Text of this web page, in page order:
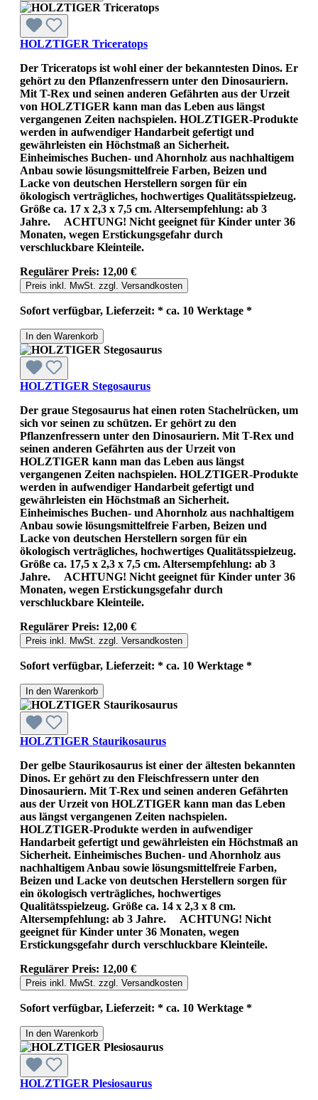
HOLZTIGER Triceratops
Der Triceratops ist wohl einer der bekanntesten Dinos. Er
gehört zu den Pflanzenfressern unter den Dinosauriern.
Mit T-Rex und seinen anderen Gefährten aus der Urzeit
von HOLZTIGER kann man das Leben aus längst
vergangenen Zeiten nachspielen. HOLZTIGER-Produkte
werden in aufwendiger Handarbeit gefertigt und
gewährleisten ein Höchstmaß an Sicherheit.
Einheimisches Buchen- und Ahornholz aus nachhaltigem
Anbau sowie lösungsmittelfreie Farben, Beizen und
Lacke von deutschen Herstellern sorgen für ein
ökologisch verträgliches, hochwertiges Qualitätsspielzeug.
Größe ca. 17 x 2,3 x 7,5 cm. Altersempfehlung: ab 3
Jahre. ACHTUNG! Nicht geeignet für Kinder unter 36
Monaten, wegen Erstickungsgefahr durch
verschluckbare Kleinteile.
Regulärer Preis: 12,00 €
Preis inkl. MwSt. zzgl. Versandkosten
Sofort verfügbar, Lieferzeit: * ca. 10 Werktage *
In den Warenkorb
HOLZTIGER Stegosaurus
Der graue Stegosaurus hat einen roten Stachelrücken, um
sich vor seinen zu schützen. Er gehört zu den
Pflanzenfressern unter den Dinosauriern. Mit T-Rex und
seinen anderen Gefährten aus der Urzeit von
HOLZTIGER kann man das Leben aus längst
vergangenen Zeiten nachspielen. HOLZTIGER-Produkte
werden in aufwendiger Handarbeit gefertigt und
gewährleisten ein Höchstmaß an Sicherheit.
Einheimisches Buchen- und Ahornholz aus nachhaltigem
Anbau sowie lösungsmittelfreie Farben, Beizen und
Lacke von deutschen Herstellern sorgen für ein
ökologisch verträgliches, hochwertiges Qualitätsspielzeug.
Größe ca. 17,5 x 2,3 x 7,5 cm. Altersempfehlung: ab 3
Jahre. ACHTUNG! Nicht geeignet für Kinder unter 36
Monaten, wegen Erstickungsgefahr durch
verschluckbare Kleinteile.
Regulärer Preis: 12,00 €
Preis inkl. MwSt. zzgl. Versandkosten
Sofort verfügbar, Lieferzeit: * ca. 10 Werktage *
In den Warenkorb
HOLZTIGER Staurikosaurus
Der gelbe Staurikosaurus ist einer der ältesten bekannten
Dinos. Er gehört zu den Fleischfressern unter den
Dinosauriern. Mit T-Rex und seinen anderen Gefährten
aus der Urzeit von HOLZTIGER kann man das Leben
aus längst vergangenen Zeiten nachspielen.
HOLZTIGER-Produkte werden in aufwendiger
Handarbeit gefertigt und gewährleisten ein Höchstmaß an
Sicherheit. Einheimisches Buchen- und Ahornholz aus
nachhaltigem Anbau sowie lösungsmittelfreie Farben,
Beizen und Lacke von deutschen Herstellern sorgen für
ein ökologisch verträgliches, hochwertiges
Qualitätsspielzeug. Größe ca. 14 x 2,3 x 8 cm.
Altersempfehlung: ab 3 Jahre. ACHTUNG! Nicht
geeignet für Kinder unter 36 Monaten, wegen
Erstickungsgefahr durch verschluckbare Kleinteile.
Regulärer Preis: 12,00 €
Preis inkl. MwSt. zzgl. Versandkosten
Sofort verfügbar, Lieferzeit: * ca. 10 Werktage *
In den Warenkorb
HOLZTIGER Plesiosaurus